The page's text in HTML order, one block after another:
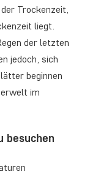
Trockenzeit,
liegt.
der letzten
jedoch, sich
beginnen
im
besuchen